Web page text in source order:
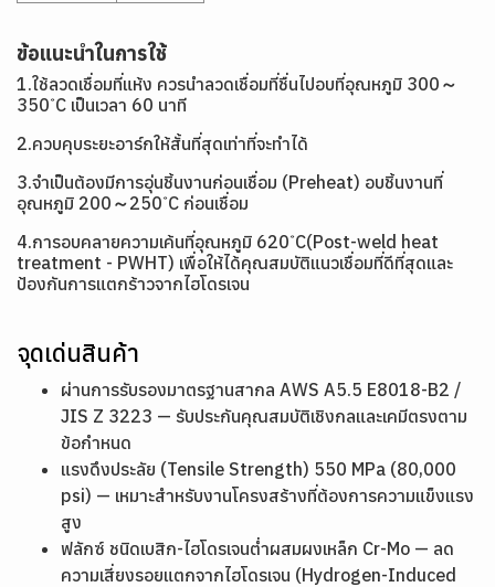
ข้อแนะนำในการใช้
1.ใช้ลวดเชื่อมที่แห้ง ควรนำลวดเชื่อมที่ชื่นไปอบที่อุณหภูมิ 300～
350 ํC เป็นเวลา 60 นาที
2.ควบคุบระยะอาร์กให้สั้นที่สุดเท่าที่จะทำได้
3.จำเป็นต้องมีการอุ่นชิ้นงานก่อนเชื่อม (Preheat) อบชิ้นงานที่
อุณหภูมิ 200～250 ํC ก่อนเชื่อม
4.การอบคลายความเค้นที่อุณหภูมิ 620 ํC(Post-weld heat
treatment - PWHT) เพื่อให้ได้คุณสมบัติแนวเชื่อมที่ดีที่สุดและ
ป้องกันการแตกร้าวจากไฮโดรเจน
จุดเด่นสินค้า
ผ่านการรับรองมาตรฐานสากล AWS A5.5 E8018-B2 /
JIS Z 3223 — รับประกันคุณสมบัติเชิงกลและเคมีตรงตาม
ข้อกำหนด
แรงดึงประลัย (Tensile Strength) 550 MPa (80,000
psi) — เหมาะสำหรับงานโครงสร้างที่ต้องการความแข็งแรง
สูง
ฟลักซ์ ชนิดเบสิก-ไฮโดรเจนต่ำผสมผงเหล็ก Cr-Mo — ลด
ความเสี่ยงรอยแตกจากไฮโดรเจน (Hydrogen-Induced